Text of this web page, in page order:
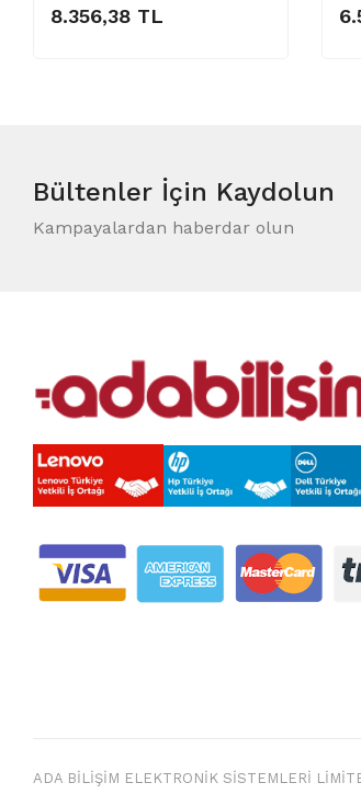
8.356,38 TL
Bültenler İçin Kaydolun
Kampayalardan haberdar olun
ADA BİLİŞİM ELEKTRONİK SİSTEMLERİ